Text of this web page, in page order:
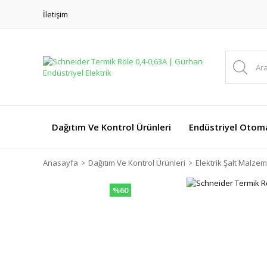
İletişim
Dağıtım Ve Kontrol Ürünleri Endüstriyel
Anasayfa Dağıtım Ve Kontrol Ürünleri Elektrik Şalt
%60